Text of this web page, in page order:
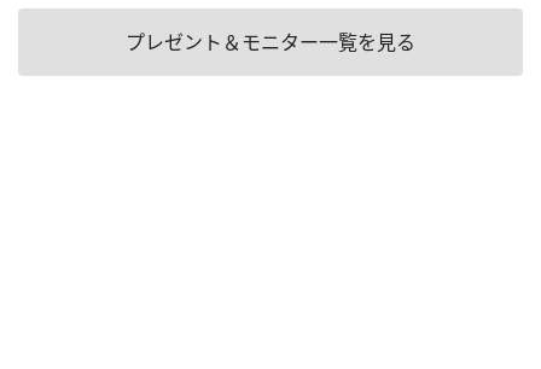
プレゼント＆モニター一覧を見る